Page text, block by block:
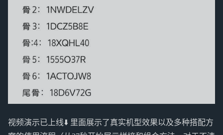
视频演示已上线⬇️ 里面展示了真实机型效果以及多种搭配方